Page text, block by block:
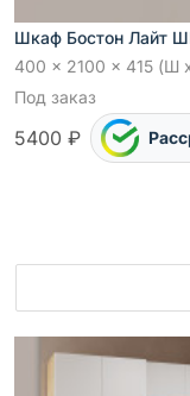
Шкаф Бостон Лайт
400 x 2100 x 415 (Ш
Под заказ
5400 ₽